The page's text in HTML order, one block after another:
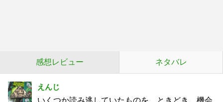
感想レビュー ネタバレ
えんじ
いくつか読み逃していたものを、ときどき、機会